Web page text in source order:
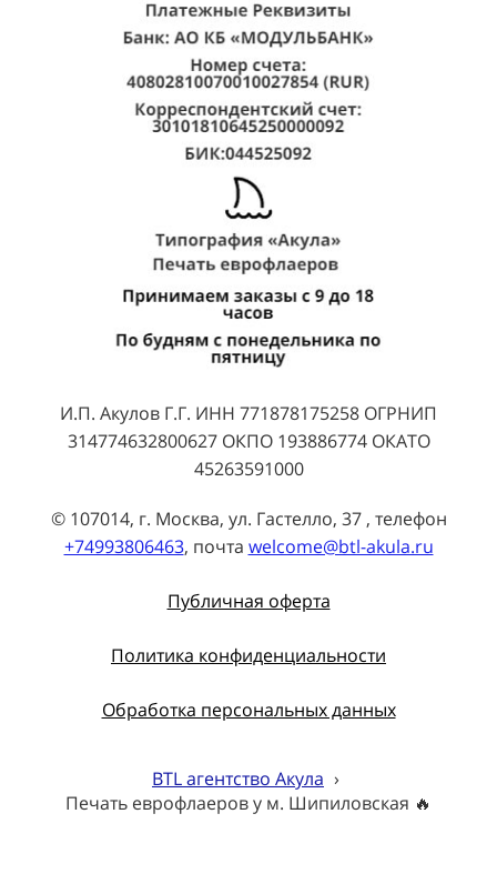
И.П. Акулов Г.Г. ИНН 771878175258 ОГРНИП
314774632800627 ОКПО 193886774 ОКАТО
45263591000
© 107014, г. Москва, ул. Гастелло, 37 , телефон
+74993806463, почта welcome@btl-akula.ru
Публичная оферта
Политика конфиденциальности
Обработка персональных данных
BTL агентство Акула ›
Печать еврофлаеров у м. Шипиловская 🔥